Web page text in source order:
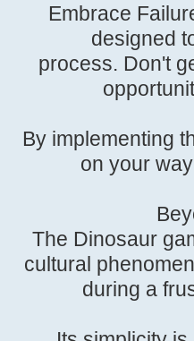
Embrace
designed
process. Don't
By implementing
on your
The Dinosaur
cultural
during a